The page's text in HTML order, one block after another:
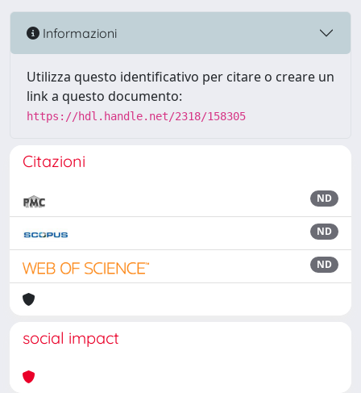
Informazioni
Utilizza questo identificativo per citare o creare un
link a questo documento:
https://hdl.handle.net/2318/158305
Citazioni
ND
ND
ND
social impact